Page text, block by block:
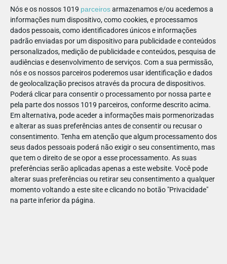
Nós e os nossos 1019 parceirosarmazenamos e/ou acedemos a
informações num dispositivo, como cookies, e processamos
dados pessoais, como identificadores únicos e informações
padrão enviadas por um dispositivo para publicidade e conteúdos
personalizados, medição de publicidade e conteúdos, pesquisa de
audiências e desenvolvimento de serviços. Com a sua permissão,
nós e os nossos parceiros poderemos usar identificação e dados
de geolocalização precisos através da procura de dispositivos.
Poderá clicar para consentir o processamento por nossa parte e
pela parte dos nossos 1019 parceiros, conforme descrito acima.
Em alternativa, pode aceder a informações mais pormenorizadas
e alterar as suas preferências antes de consentir ou recusar o
consentimento. Tenha em atenção que algum processamento dos
seus dados pessoais poderá não exigir o seu consentimento, mas
que tem o direito de se opor a esse processamento. As suas
preferências serão aplicadas apenas a este website. Você pode
alterar suas preferências ou retirar seu consentimento a qualquer
momento voltando a este site e clicando no botão "Privacidade"
na parte inferior da página.
17
439631285903085